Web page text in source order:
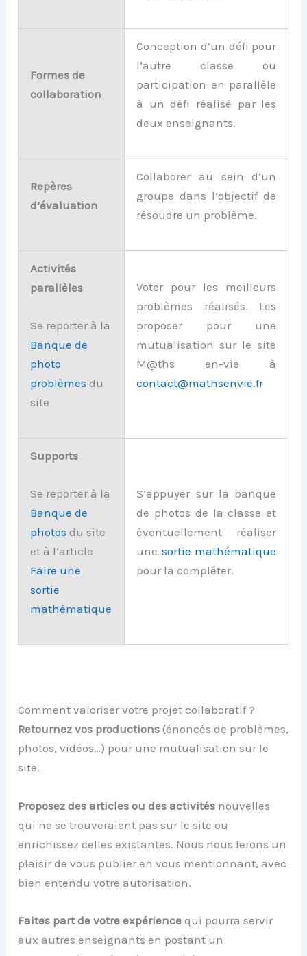
Formes de
collaboration
Conception d’un défi pour
l’autre classe ou
participation en parallèle
à un défi réalisé par les
deux enseignants.
Repères
d’évaluation
Collaborer au sein d’un
groupe dans l’objectif de
résoudre un problème.
Activités
parallèles
Se reporter à la
Banque de
photo
problèmes du
site
Voter pour les meilleurs
problèmes réalisés. Les
proposer pour une
mutualisation sur le site
M@ths en-vie à
contact@mathsenvie.fr
Supports
Se reporter à la
Banque de
photos du site
et à l’article
Faire une
sortie
mathématique
S’appuyer sur la banque
de photos de la classe et
éventuellement réaliser
une sortie mathématique
pour la compléter.
Comment valoriser votre projet collaboratif ?
Retournez vos productions (énoncés de problèmes,
photos, vidéos…) pour une mutualisation sur le
site.
Proposez des articles ou des activités nouvelles
qui ne se trouveraient pas sur le site ou
enrichissez celles existantes. Nous nous ferons un
plaisir de vous publier en vous mentionnant, avec
bien entendu votre autorisation.
Faites part de votre expérience qui pourra servir
aux autres enseignants en postant un